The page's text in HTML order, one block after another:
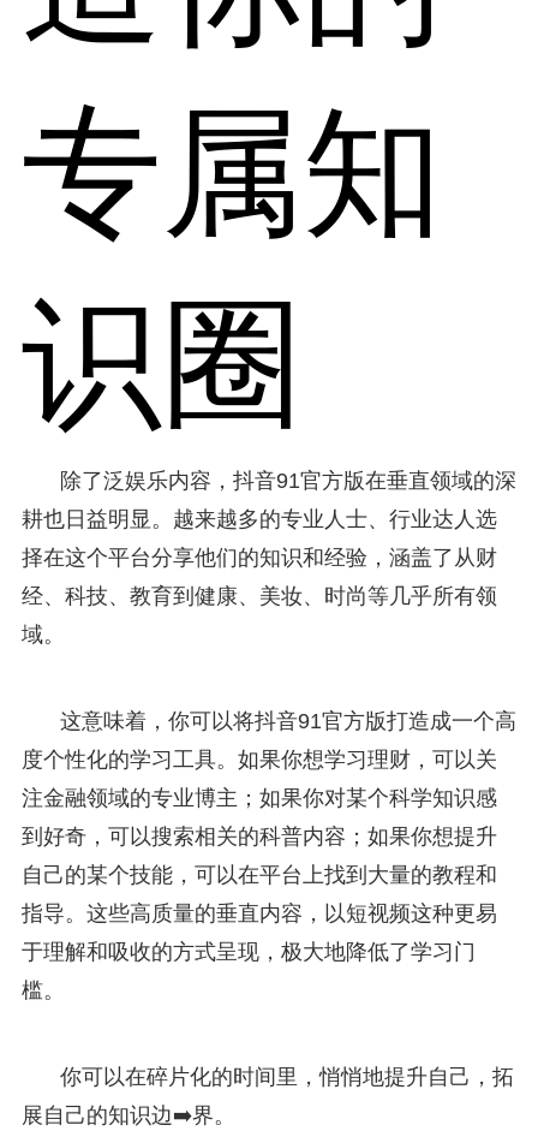
专属知
识圈
除了泛娱乐内容，抖音91官方版在垂直领域的深
耕也日益明显。越来越多的专业人士、行业达人选
择在这个平台分享他们的知识和经验，涵盖了从财
经、科技、教育到健康、美妆、时尚等几乎所有领
域。
这意味着，你可以将抖音91官方版打造成一个高
度个性化的学习工具。如果你想学习理财，可以关
注金融领域的专业博主；如果你对某个科学知识感
到好奇，可以搜索相关的科普内容；如果你想提升
自己的某个技能，可以在平台上找到大量的教程和
指导。这些高质量的垂直内容，以短视频这种更易
于理解和吸收的方式呈现，极大地降低了学习门
槛。
你可以在碎片化的时间里，悄悄地提升自己，拓
展自己的知识边➡️界。